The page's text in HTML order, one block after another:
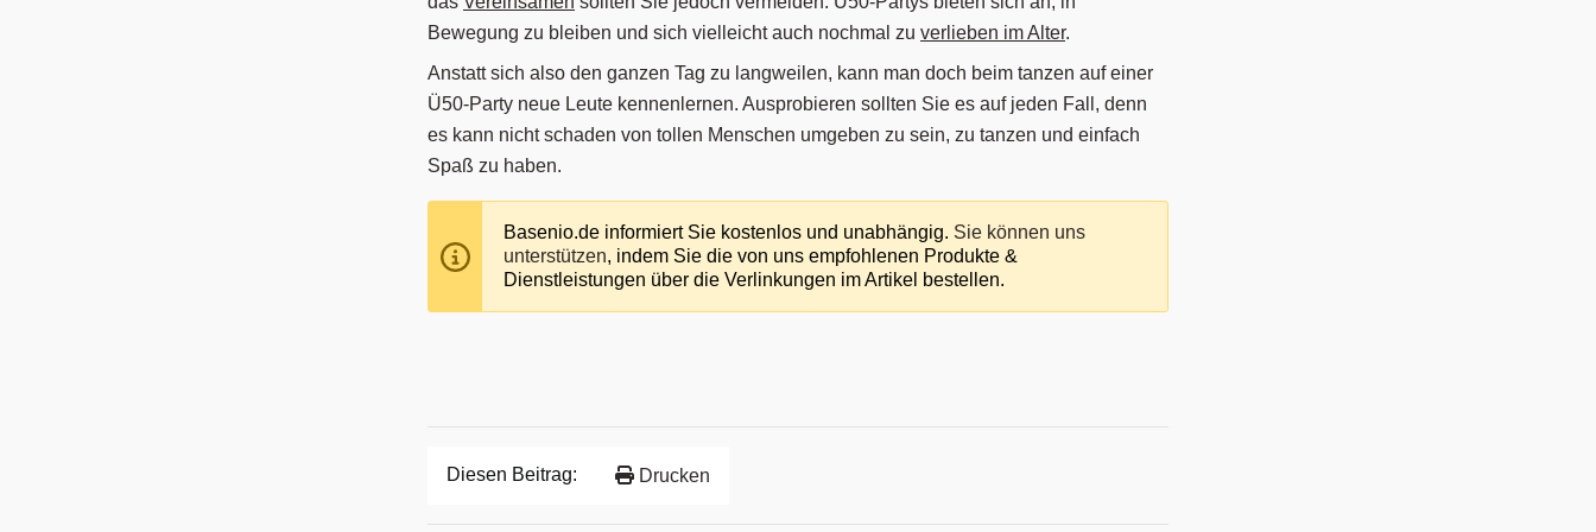
Bewegung zu bleiben und sich vielleicht auch nochmal zu verlieben im Alter.
Anstatt sich also den ganzen Tag zu langweilen, kann man doch beim tanzen auf einer
Ü50-Party neue Leute kennenlernen. Ausprobieren sollten Sie es auf jeden Fall, denn
es kann nicht schaden von tollen Menschen umgeben zu sein, zu tanzen und einfach
Spaß zu haben.
Basenio.de informiert Sie kostenlos und unabhängig. Sie können uns
unterstützen, indem Sie die von uns empfohlenen Produkte &
Dienstleistungen über die Verlinkungen im Artikel bestellen.
Diesen Beitrag: Drucken